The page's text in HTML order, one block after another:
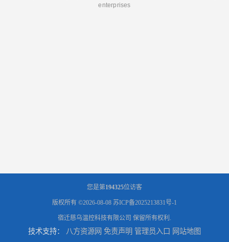
enterprises
您是第194325位访客
版权所有 ©2026-08-08 苏ICP备2025213831号-1
宿迁慈乌温控科技有限公司 保留所有权利.
技术支持： 八方资源网 免责声明 管理员入口 网站地图